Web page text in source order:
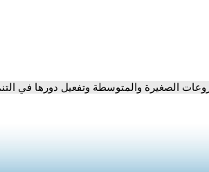
الصغيرة والمتوسطة وتفعيل دورها في